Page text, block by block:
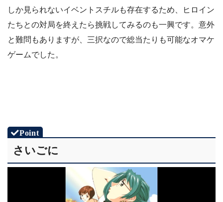
しか見られないイベントスチルも存在するため、ヒロイン
たちとの対局を終えたら挑戦してみるのも一興です。意外
と難問もありますが、三択なので総当たりも可能なオマケ
ゲームでした。
さいごに